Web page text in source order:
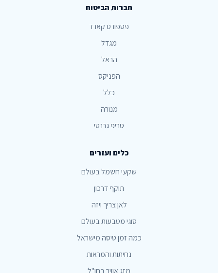
חברות הביטוח
פספורט קארד
מגדל
הראל
הפניקס
כלל
מנורה
טריפ גרנטי
כלים ועזרים
שקעי חשמל בעולם
תוקף דרכון
לאן צריך ויזה
סוגי מטבעות בעולם
כמה זמן טיסה מישראל
נחיתות והמראות
מזג אוויר בחו"ל